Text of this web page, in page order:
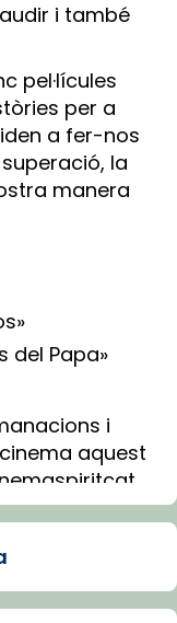
i també
pel·lícules
per a
a fer-nos
la
manera
del Papa»
i
aquest